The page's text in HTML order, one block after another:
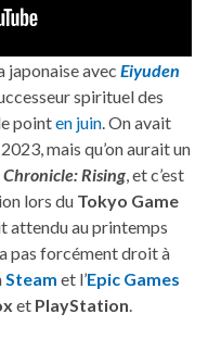
japonaise avec Eiyuden
spirituel des
pointen juin. On avait
mais qu’on aurait un
Rising, et c’est
lors du Tokyo Game
attendu au printemps
pas forcément droit à
Steam et l’Epic Games
et PlayStation